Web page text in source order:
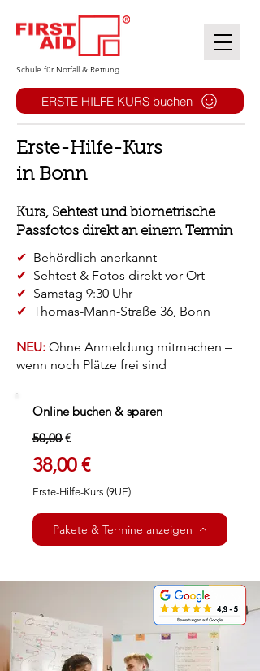
​Schule für Notfall & Rettung
ERSTE HILFE KURS buchen
Erste-Hilfe-Kurs
in Bonn
Kurs, Sehtest und biometrische
Passfotos direkt an einem Termin
✔ Behördlich anerkannt
✔ Sehtest & Fotos direkt vor Ort
✔ Samstag 9:30 Uhr
✔ Thomas-Mann-Straße 36, Bonn
NEU: Ohne Anmeldung mitmachen –
wenn noch Plätze frei sind
Online buchen & sparen
​50,00 €
38,00 €
Erste-Hilfe-Kurs (9UE)​
Pakete & Termine anzeigen